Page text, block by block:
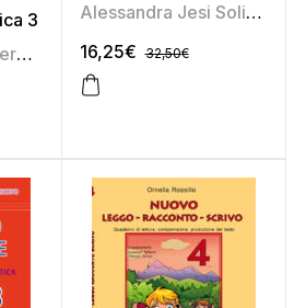
3
Alessandra Jesi Soligoni
16,25€ 32,50€